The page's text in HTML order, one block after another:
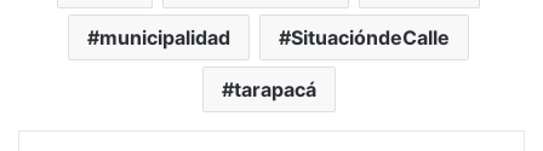
municipalidad SituacióndeCalle
tarapacá